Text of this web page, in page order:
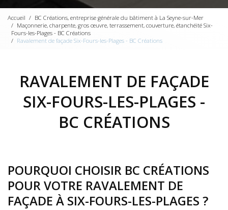
Accueil
BC Créations, entreprise générale du bâtiment à La Seyne-sur-Mer
Maçonnerie, charpente, gros œuvre, terrassement, couverture, étanchéité Six-
Fours-les-Plages - BC Créations
Ravalement de façade Six-Fours-les-Plages - BC Créations
RAVALEMENT DE FAÇADE
SIX-FOURS-LES-PLAGES -
BC CRÉATIONS
POURQUOI CHOISIR BC CRÉATIONS
POUR VOTRE RAVALEMENT DE
FAÇADE À SIX-FOURS-LES-PLAGES ?